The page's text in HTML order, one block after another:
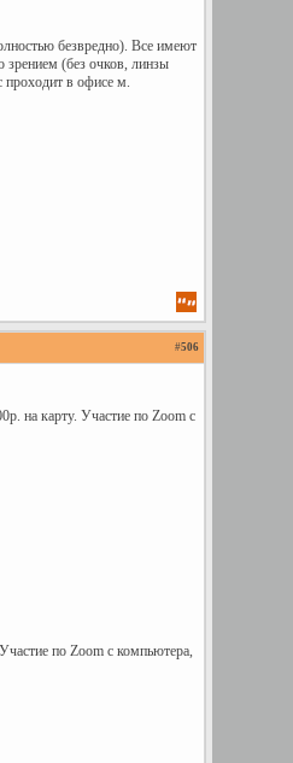
безвредно). Все имеют
зрением (без очков, линзы
проходит в офисе м.
#506
на карту. Участие по Zoom с
по Zoom с компьютера,